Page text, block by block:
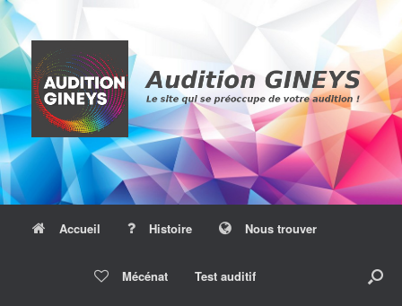
Skip
content
Accueil Histoire Nous trouver
Mécénat Test auditif